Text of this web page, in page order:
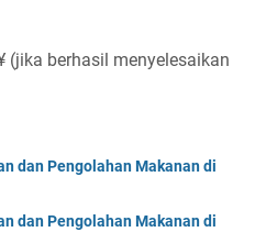
(jika berhasil menyelesaikan
dan Pengolahan Makanan di
dan Pengolahan Makanan di